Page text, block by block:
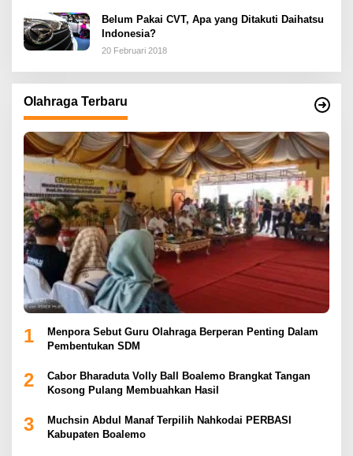
Belum Pakai CVT, Apa yang Ditakuti Daihatsu
Indonesia?
20 Februari 2018
Olahraga Terbaru
1
Menpora Sebut Guru Olahraga Berperan Penting Dalam
Pembentukan SDM
2
Cabor Bharaduta Volly Ball Boalemo Brangkat Tangan
Kosong Pulang Membuahkan Hasil
3
Muchsin Abdul Manaf Terpilih Nahkodai PERBASI
Kabupaten Boalemo